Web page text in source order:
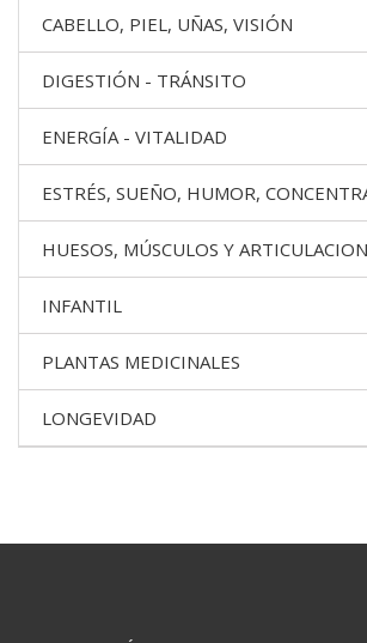
CABELLO, PIEL, UÑAS, VISIÓN
DIGESTIÓN - TRÁNSITO
ENERGÍA - VITALIDAD
ESTRÉS, SUEÑO, HUMOR,
HUESOS, MÚSCULOS Y
INFANTIL
PLANTAS MEDICINALES
LONGEVIDAD